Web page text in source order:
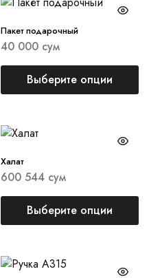
Пакет подарочный
40 000 сум
Выберите опции
Халат
600 544 сум
Выберите опции